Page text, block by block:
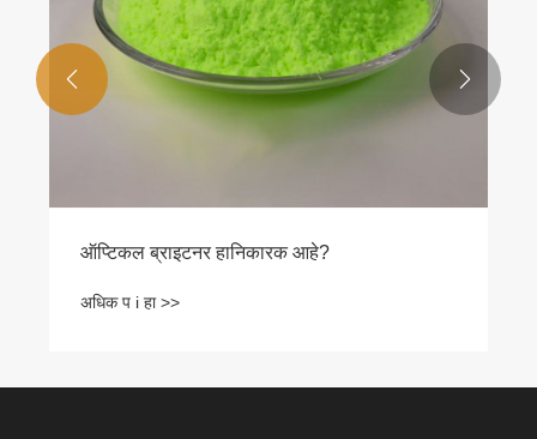
ऑप्टिकल ब्राइटनर हानिकारक आहे?
अधिक प i हा >>
 